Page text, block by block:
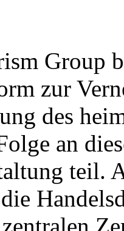
Group
zur
des
an
teil.